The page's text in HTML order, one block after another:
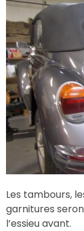
Les tambours,
garnitures
l’essieu avant.